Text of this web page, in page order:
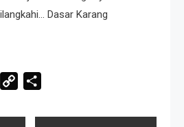
Dasar Karang
Copy